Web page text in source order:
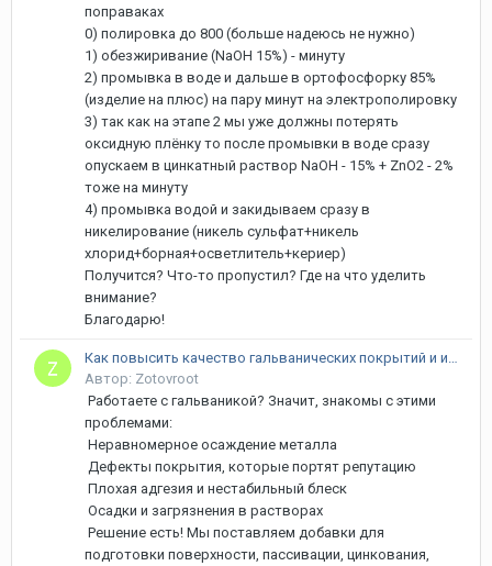
поправаках
0) полировка до 800 (больше надеюсь не нужно)
1) обезжиривание (NaOH 15%) - минуту
2) промывка в воде и дальше в ортофосфорку 85%
(изделие на плюс) на пару минут на электрополировку
3) так как на этапе 2 мы уже должны потерять
оксидную плёнку то после промывки в воде сразу
опускаем в цинкатный раствор NaOH - 15% + ZnO2 - 2%
тоже на минуту
4) промывка водой и закидываем сразу в
никелирование (никель сульфат+никель
хлорид+борная+осветлитель+кериер)
Получится? Что-то пропустил? Где на что уделить
внимание?
Благодарю!
Автор: Zotovroot
Работаете с гальваникой? Значит, знакомы с этими
проблемами:
Неравномерное осаждение металла
Дефекты покрытия, которые портят репутацию
Плохая адгезия и нестабильный блеск
Осадки и загрязнения в растворах
Решение есть! Мы поставляем добавки для
подготовки поверхности, пассивации, цинкования,